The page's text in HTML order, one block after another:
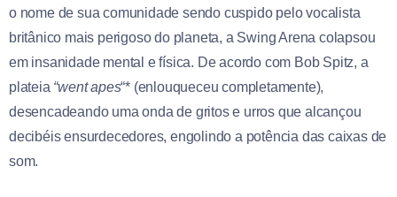
o nome de sua comunidade sendo cuspido pelo vocalista
britânico mais perigoso do planeta, a Swing Arena colapsou
em insanidade mental e física. De acordo com Bob Spitz, a
plateia “went apes“* (enlouqueceu completamente),
desencadeando uma onda de gritos e urros que alcançou
decibéis ensurdecedores, engolindo a potência das caixas de
som.